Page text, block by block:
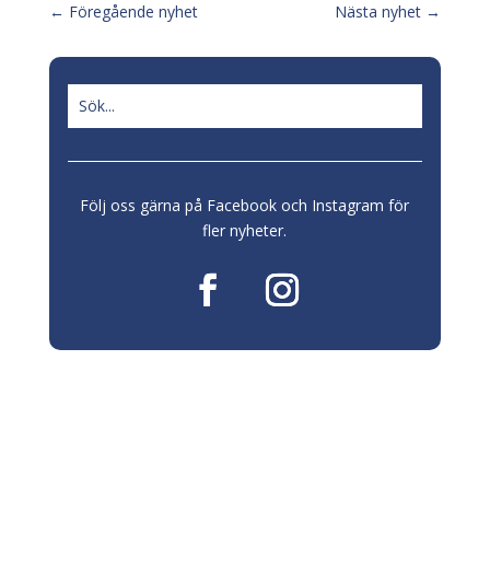
← Föregående nyhet Nästa nyhet →
Följ oss gärna på Facebook och Instagram för
fler nyheter.